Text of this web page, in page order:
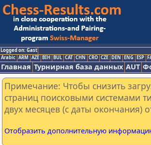
Logged on: Gast
Arabic ARM AZE BIH BUL CAT CHN CRO CZE DEN ENG ESP
Главная Турнирная база данных AUT
Примечание: Чтобы снизить
страниц поисковыми системами
двух месяцев (с даты окончания)
Отобразить дополнительную